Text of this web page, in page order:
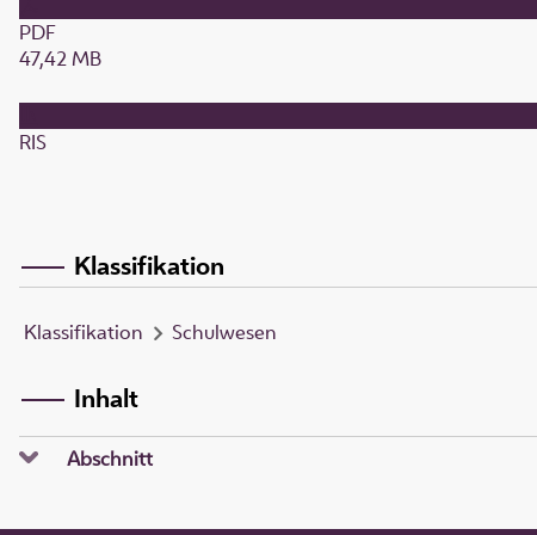
PDF
47,42 MB
RIS
Klassifikation
Klassifikation Schulwesen
Inhalt
Abschnitt